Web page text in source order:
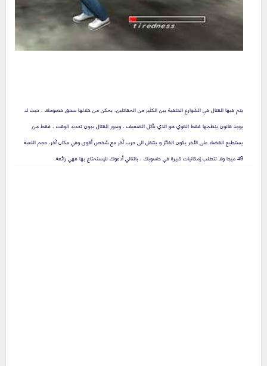
يتم فيها القتال في الشوارع الخلفية بين الكثير من المقاتلين، يمكن من خلالها سحق خصومك ، حيث لا
يوجد قانون ينظمها فقط القوي هو الذي يأكل الضعيف ، ويدور القتال بدون تحديد الوقت ، فقط من
يستطيع القضاء على الأخر يكون الفائز و ينتقل الى حرب آخر مع شخص أقوى وفي مكان آخر، حجم اللعبة
49 ميجا ولا تتطلب إمكانيات كبيرة في حاسوبك ، بالتالي أدعوك للإستمتاع بها فهي رائعة.